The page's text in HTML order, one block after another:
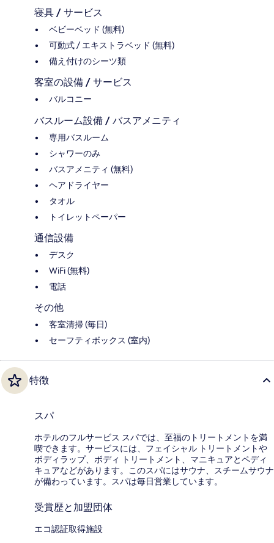
寝具 / サービス
ベビーベッド (無料)
可動式 / エキストラベッド (無料)
備え付けのシーツ類
客室の設備 / サービス
バルコニー
バスルーム設備 / バスアメニティ
専用バスルーム
シャワーのみ
バスアメニティ (無料)
ヘアドライヤー
タオル
トイレットペーパー
通信設備
デスク
WiFi (無料)
電話
その他
客室清掃 (毎日)
セーフティボックス (室内)
特徴
スパ
ホテルのフルサービス スパでは、至福のトリートメントを満
喫できます。サービスには、フェイシャル トリートメントや
ボディラップ、ボディ トリートメント、マニキュアとペディ
キュアなどがあります。このスパにはサウナ、スチームサウナ
が備わっています。スパは毎日営業しています。
受賞歴と加盟団体
エコ認証取得施設